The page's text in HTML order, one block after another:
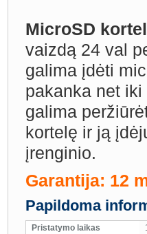
MicroSD
vaizdą 24 val
galima įdėti
pakanka net
galima
kortelę ir ją
įrenginio.
Garantija: 12
Papildoma
Pristatymo laikas